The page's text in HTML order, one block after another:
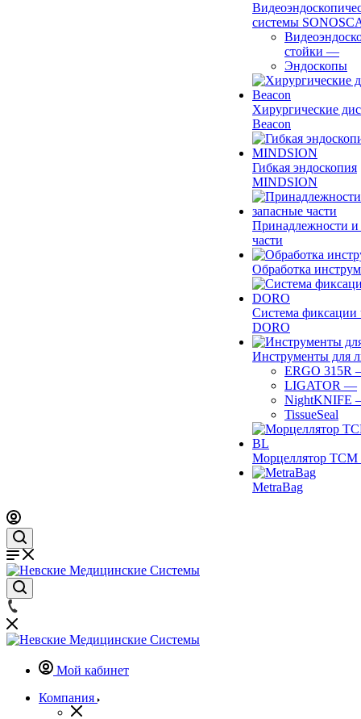
системы
стойки —
Эндоскопы
Хирургические
Beacon
Гибкая эндоскопия
MINDSION
Принадлежности и
части
Обработка
Система фиксации
DORO
Инструменты для
ERGO 315R
LIGATOR —
NightKNIFE
TissueSeal
Морцеллятор ТСМ
MetraBag
Мой кабинет
Компания